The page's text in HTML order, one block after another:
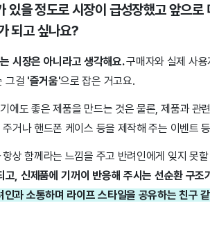
정도로 시장이 급성장했고 앞으로
되고 싶나요?
시장은 아니라고 생각해요.구매자와 실제 사
그걸 '즐거움'으로 잡은 거고요.
에도 좋은 제품을 만드는 것은 물론, 제품과 관
거나 핸드폰 케이스 등을 제작해 주는 이벤트
상 함께라는 느낌을 주고 반려인에게 잊지 못
고, 신제품에 기꺼이 반응해 주시는 선순환 구조
인과 소통하며 라이프 스타일을 공유하는 친구